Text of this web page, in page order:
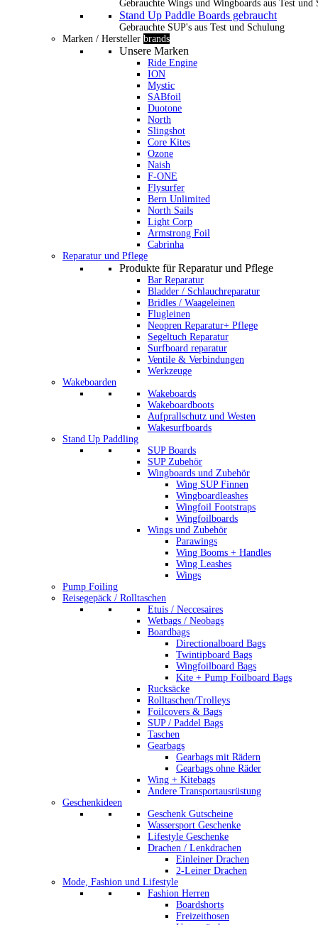
Gebrauchte Wings und Wingboards aus Test und
Stand Up Paddle Boards gebraucht
Gebrauchte SUP's aus Test und Schulung
Marken / Hersteller brands
Unsere Marken
Ride Engine
ION
Mystic
SABfoil
Duotone
North
Slingshot
Core Kites
Ozone
Naish
F-ONE
Flysurfer
Bern Unlimited
North Sails
Light Corp
Armstrong Foil
Cabrinha
Reparatur und Pflege
Produkte für Reparatur und Pflege
Bar Reparatur
Bladder / Schlauchreparatur
Bridles / Waageleinen
Flugleinen
Neopren Reparatur+ Pflege
Segeltuch Reparatur
Surfboard reparatur
Ventile & Verbindungen
Werkzeuge
Wakeboarden
Wakeboards
Wakeboardboots
Aufprallschutz und Westen
Wakesurfboards
Stand Up Paddling
SUP Boards
SUP Zubehör
Wingboards und Zubehör
Wing SUP Finnen
Wingboardleashes
Wingfoil Footstraps
Wingfoilboards
Wings und Zubehör
Parawings
Wing Booms + Handles
Wing Leashes
Wings
Pump Foiling
Reisegepäck / Rolltaschen
Etuis / Neccesaires
Wetbags / Neobags
Boardbags
Directionalboard Bags
Twintipboard Bags
Wingfoilboard Bags
Kite + Pump Foilboard Bags
Rucksäcke
Rolltaschen/Trolleys
Foilcovers & Bags
SUP / Paddel Bags
Taschen
Gearbags
Gearbags mit Rädern
Gearbags ohne Räder
Wing + Kitebags
Andere Transportausrüstung
Geschenkideen
Geschenk Gutscheine
Wassersport Geschenke
Lifestyle Geschenke
Drachen / Lenkdrachen
Einleiner Drachen
2-Leiner Drachen
Mode, Fashion und Lifestyle
Fashion Herren
Boardshorts
Freizeithosen